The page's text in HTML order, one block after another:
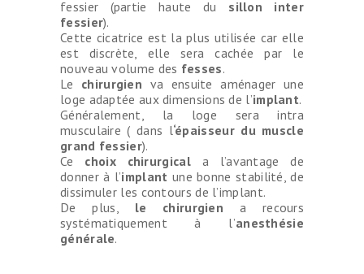
fessier (partie haute du sillon inter
fessier).
Cette cicatrice est la plus utilisée car elle
est discrète, elle sera cachée par le
nouveau volume des fesses.
Le chirurgien va ensuite aménager une
loge adaptée aux dimensions de l’implant.
Généralement, la loge sera intra
musculaire ( dans l‘épaisseur du muscle
grand fessier).
Ce choix chirurgicala l’avantage de
donner à l’implant une bonne stabilité, de
dissimuler les contours de l’implant.
De plus, le chirurgien a recours
systématiquement à l’anesthésie
générale.